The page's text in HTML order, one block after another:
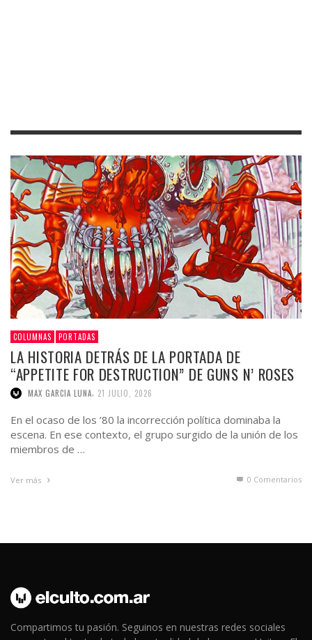
COLUMNAS PORTADAS
LA HISTORIA DETRÁS DE LA PORTADA DE
“APPETITE FOR DESTRUCTION” DE GUNS N’ ROSES
MAX GARCIA LUNA, 21 JULIO, 2026
En el ocaso de los ’80 la incorrección política dominaba la
escena. En ese contexto, el grupo surgido de la unión de los
miembros de …
Ver más 0 Comentarios
Compartimos tu pasión. Seguinos en nuestras redes sociales